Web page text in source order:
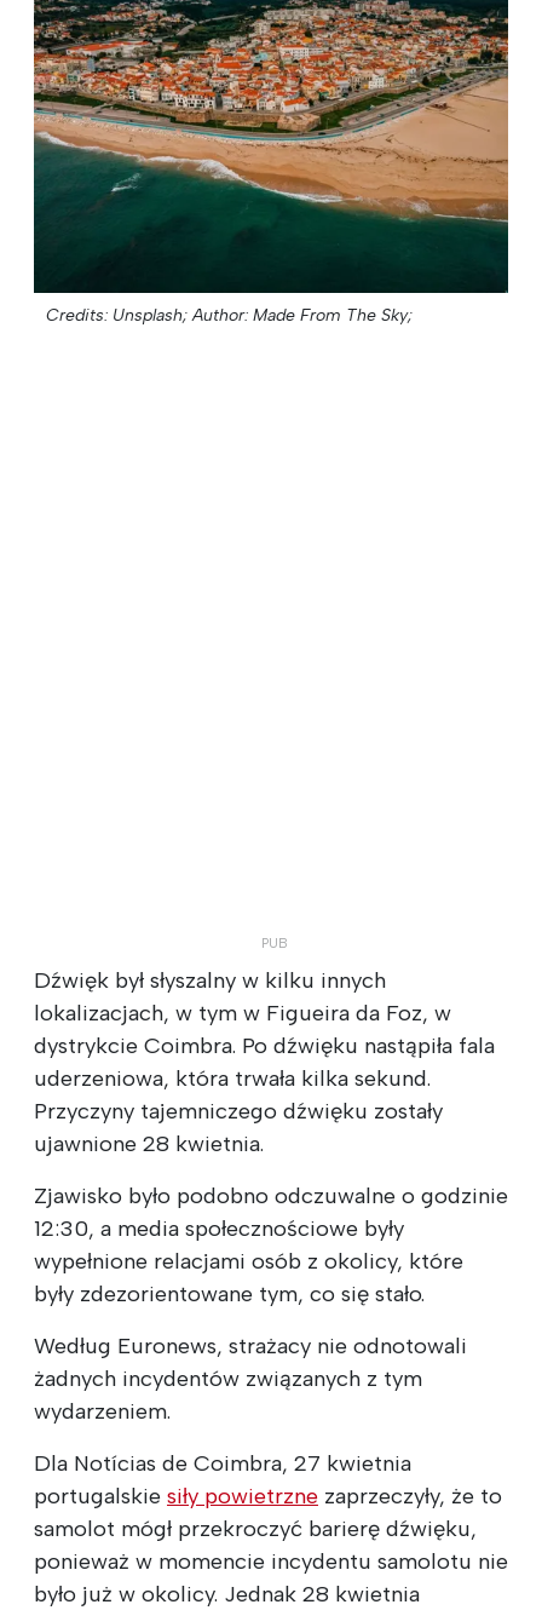
Credits: Unsplash; Author: Made From The Sky;
Dźwięk był słyszalny w kilku innych
lokalizacjach, w tym w Figueira da Foz, w
dystrykcie Coimbra. Po dźwięku nastąpiła fala
uderzeniowa, która trwała kilka sekund.
Przyczyny tajemniczego dźwięku zostały
ujawnione 28 kwietnia.
Zjawisko było podobno odczuwalne o godzinie
12:30, a media społecznościowe były
wypełnione relacjami osób z okolicy, które
były zdezorientowane tym, co się stało.
Według Euronews, strażacy nie odnotowali
żadnych incydentów związanych z tym
wydarzeniem.
Dla Notícias de Coimbra, 27 kwietnia
portugalskie siły powietrzne zaprzeczyły, że to
samolot mógł przekroczyć barierę dźwięku,
ponieważ w momencie incydentu samolotu nie
było już w okolicy. Jednak 28 kwietnia